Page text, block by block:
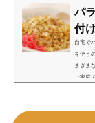
パ
付
自宅で
を使う
まざま
ご家庭